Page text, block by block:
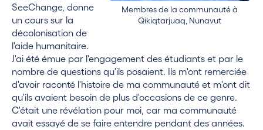
Membres de la communauté à
Qikiqtarjuaq, Nunavut
SeeChange, donne
un cours sur la
décolonisation de
l'aide humanitaire.
J'ai été émue par l'engagement des étudiants et par le
nombre de questions qu'ils posaient. Ils m'ont remerciée
d'avoir raconté l'histoire de ma communauté et m'ont dit
qu'ils avaient besoin de plus d'occasions de ce genre.
C'était une révélation pour moi, car ma communauté
avait essayé de se faire entendre pendant des années.